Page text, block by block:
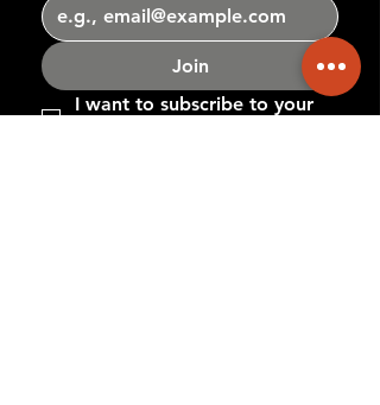
Join
I want to subscribe to your